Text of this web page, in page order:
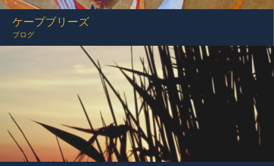
ケープブリーズ
ブログ